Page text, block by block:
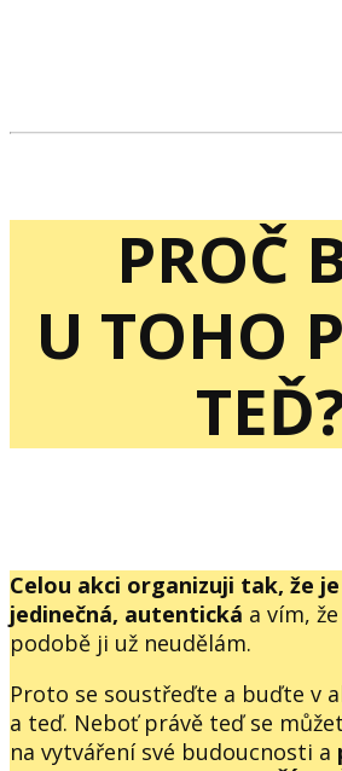
PROČ
U TOHO
Celou akci organizuji tak, že
jedinečná, autentická a vím,
podobě ji už neudělám.
Proto se soustřeďte a buďte v
a teď. Neboť právě teď se
na vytváření své budoucnosti a